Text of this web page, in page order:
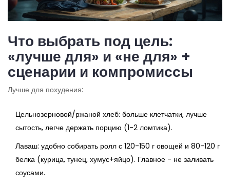
Что выбрать под цель:
«лучше для» и «не для» +
сценарии и компромиссы
Лучше для похудения:
Цельнозерновой/ржаной хлеб: больше клетчатки, лучше
сытость, легче держать порцию (1-2 ломтика).
Лаваш: удобно собирать ролл с 120-150 г овощей и 80-120 г
белка (курица, тунец, хумус+яйцо). Главное - не заливать
соусами.